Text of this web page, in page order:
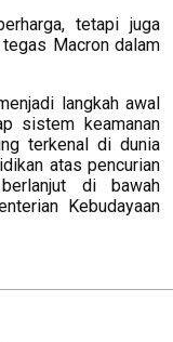
tetapi juga
Macron dalam
langkah awal
sistem keamanan
terkenal di dunia
atas pencurian
di bawah
Kebudayaan